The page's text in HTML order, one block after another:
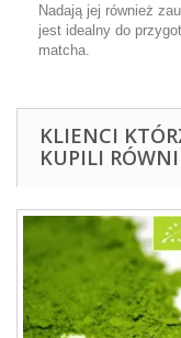
Nadają jej również
jest idealny do
matcha.
KLIENCI
KUPILI